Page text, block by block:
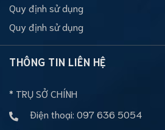
Quy định sử dụng
Quy định sử dụng
THÔNG TIN LIÊN HỆ
* TRỤ SỞ CHÍNH
Điện thoại: 097 636 5054